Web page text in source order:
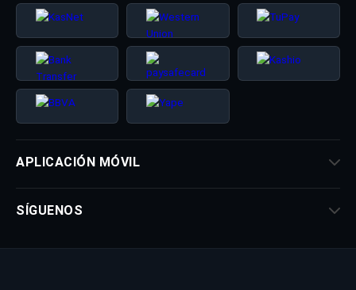
APLICACIÓN MÓVIL
SÍGUENOS